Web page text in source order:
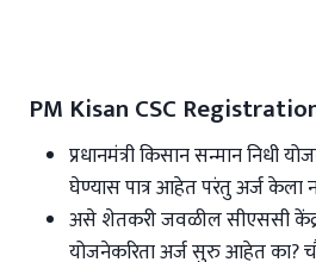
PM Kisan CSC
प्रधानमंत्री किसान सन्मान निधी
घेण्यास पात्र आहेत परंतु अर्ज केला
असे शेतकरी जवळील सीएससी
योजनेकरिता अर्ज सुरु आहेत का?